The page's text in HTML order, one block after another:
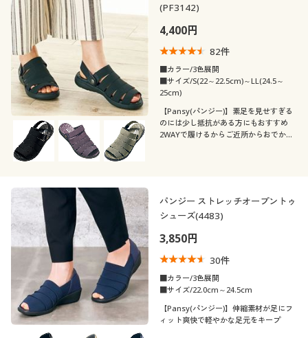
(PF3142)
4,400円
82件
■カラー/3色展開
■サイズ/S(22～22.5cm)～LL(24.5～
25cm)
【Pansy(パンジー)】素足を見せすぎる
のには少し抵抗がある方にもおすすめ
2WAYで履けるからご近所からおでかけ
パンジー ストレッチオープントゥ
シューズ(4483)
3,850円
30件
■カラー/3色展開
■サイズ/22.0cm～24.5cm
【Pansy(パンジー)】伸縮素材が足にフ
ィット爽快で軽やかな足元をキープ